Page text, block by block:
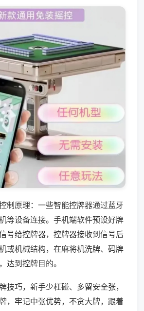
制原理：一些智能控牌器通过蓝牙
等设备连接。手机端软件预设好牌
号给控牌器，控牌器接收到信号后
或机械结构，在麻将机洗牌、码牌
达到控牌目的。
技巧，新手少杠碰、多留安全张，
，牢记中张优势，不贪大牌，跟着